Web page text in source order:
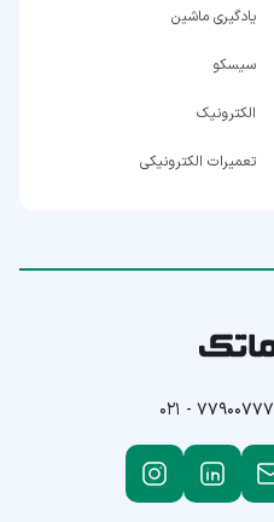
یادگیری ماشین
سیسکو
الکترونیک
تعمیرات الکترونیکی
۰۲۱ - ۷۷۹۰۰۷۷۷